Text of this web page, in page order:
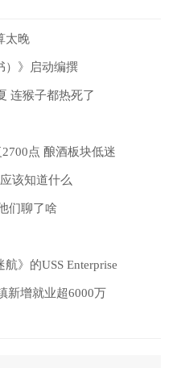
太晚
）》启动编撰
连猴子都热死了
点 酿酒板块低迷
该知道什么
们聊了啥
》的USS Enterprise
新增就业超6000万